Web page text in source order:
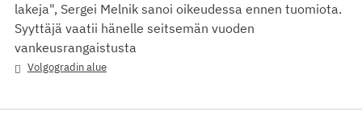
lakeja", Sergei Melnik sanoi oikeudessa ennen tuomiota.
Syyttäjä vaatii hänelle seitsemän vuoden
vankeusrangaistusta
Volgogradin alue